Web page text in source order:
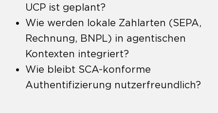
UCP ist geplant?
Wie werden lokale Zahlarten (SEPA,
Rechnung, BNPL) in agentischen
Kontexten integriert?
Wie bleibt SCA-konforme
Authentifizierung nutzerfreundlich?